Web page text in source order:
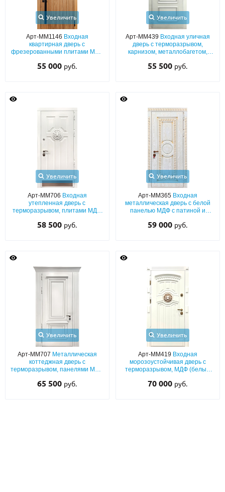
Увеличить
Арт-ММ1146 Входная
квартирная дверь с
фрезерованными плитами МДФ
ручкой
55 000 руб.
Увеличить
Арт-ММ439 Входная уличная
дверь с терморазрывом,
карнизом, металлобагетом,
напылением
55 500 руб.
Увеличить
Арт-ММ706 Входная
утепленная дверь с
терморазрывом, плитами МДФ
резьбой «лев» и отбойником
58 500 руб.
Увеличить
Арт-ММ365 Входная
металлическая дверь с белой
панелью МДФ с патиной и
59 000 руб.
Увеличить
Арт-ММ707 Металлическая
коттеджная дверь с
терморазрывом, панелями МДФ
багетным раскладом и
65 500 руб.
Увеличить
Арт-ММ419 Входная
морозоустойчивая дверь с
терморазрывом, МДФ (белый
багетным раскладом и декором
70 000 руб.